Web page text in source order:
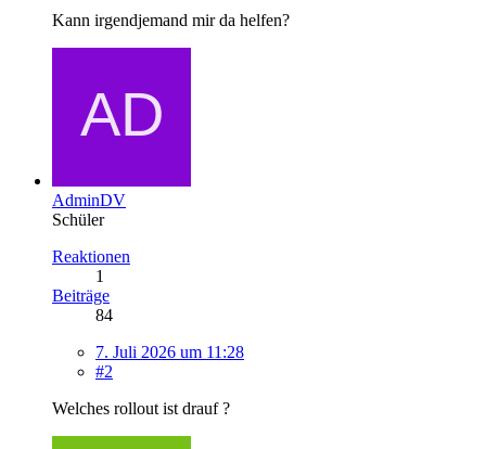
Kann irgendjemand mir da helfen?
AdminDV
Schüler
Reaktionen
1
Beiträge
84
7. Juli 2026 um 11:28
#2
Welches rollout ist drauf ?